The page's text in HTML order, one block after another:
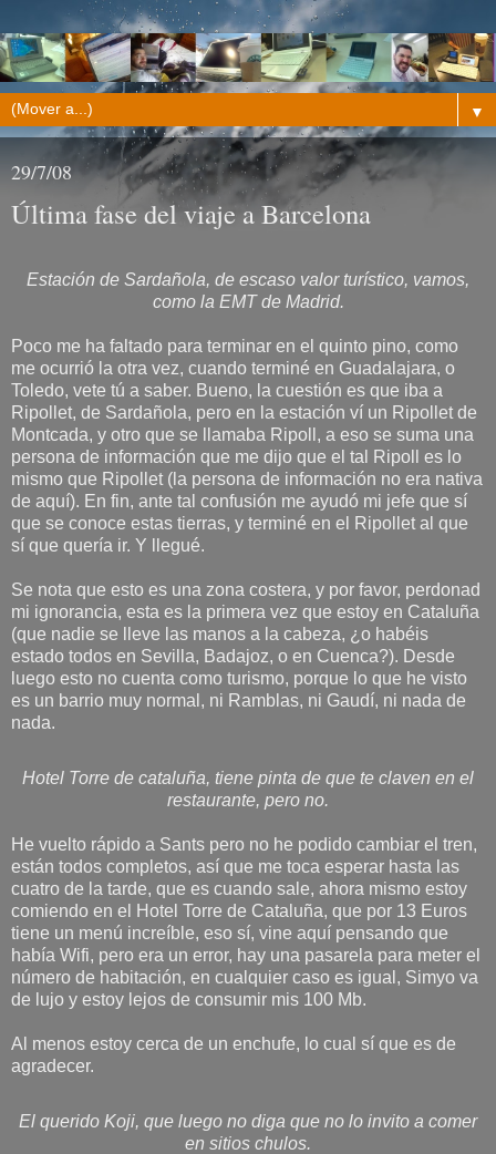
▼
29/7/08
Última fase del viaje a Barcelona
Estación de Sardañola, de escaso valor turístico, vamos,
como la EMT de Madrid.
Poco me ha faltado para terminar en el quinto pino, como
me ocurrió la otra vez, cuando terminé en Guadalajara, o
Toledo, vete tú a saber. Bueno, la cuestión es que iba a
Ripollet, de Sardañola, pero en la estación ví un Ripollet de
Montcada, y otro que se llamaba Ripoll, a eso se suma una
persona de información que me dijo que el tal Ripoll es lo
mismo que Ripollet (la persona de información no era nativa
de aquí). En fin, ante tal confusión me ayudó mi jefe que sí
que se conoce estas tierras, y terminé en el Ripollet al que
sí que quería ir. Y llegué.
Se nota que esto es una zona costera, y por favor, perdonad
mi ignorancia, esta es la primera vez que estoy en Cataluña
(que nadie se lleve las manos a la cabeza, ¿o habéis
estado todos en Sevilla, Badajoz, o en Cuenca?). Desde
luego esto no cuenta como turismo, porque lo que he visto
es un barrio muy normal, ni Ramblas, ni Gaudí, ni nada de
nada.
Hotel Torre de cataluña, tiene pinta de que te claven en el
restaurante, pero no.
He vuelto rápido a Sants pero no he podido cambiar el tren,
están todos completos, así que me toca esperar hasta las
cuatro de la tarde, que es cuando sale, ahora mismo estoy
comiendo en el Hotel Torre de Cataluña, que por 13 Euros
tiene un menú increíble, eso sí, vine aquí pensando que
había Wifi, pero era un error, hay una pasarela para meter el
número de habitación, en cualquier caso es igual, Simyo va
de lujo y estoy lejos de consumir mis 100 Mb.
Al menos estoy cerca de un enchufe, lo cual sí que es de
agradecer.
El querido Koji, que luego no diga que no lo invito a comer
en sitios chulos.